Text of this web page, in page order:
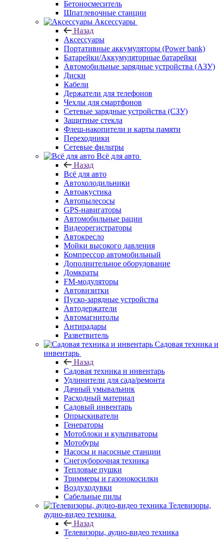
Бетоносмеситель
Шпатлевочные станции
Аксессуары
Назад
Аксессуары
Портативные аккумуляторы (Power bank)
Батарейки/Аккумуляторные батарейки
Автомобильные зарядные устройства (АЗУ)
Диски
Кабели
Держатели для телефонов
Чехлы для смартфонов
Сетевые зарядные устройства (СЗУ)
Защитные стекла
Флеш-накопители и карты памяти
Переходники
Сетевые фильтры
Всё для авто
Назад
Всё для авто
Автохолодильники
Автоакустика
Автопылесосы
GPS-навигаторы
Автомобильные рации
Видеорегистраторы
Автокресло
Мойки высокого давления
Компрессор автомобильный
Дополнительное оборудование
Домкраты
FM-модуляторы
Автовизитки
Пуско-зарядные устройства
Автодержатели
Автомагнитолы
Антирадары
Разветвитель
Садовая техника и
инвентарь
Назад
Садовая техника и инвентарь
Удлинители для сада/ремонта
Дачный умывальник
Расходный материал
Садовый инвентарь
Опрыскиватели
Генераторы
Мотоблоки и культиваторы
Мотобуры
Насосы и насосные станции
Снегоуборочная техника
Тепловые пушки
Триммеры и газонокосилки
Воздуходувки
Сабельные пилы
Телевизоры,
аудио-видео техника
Назад
Телевизоры, аудио-видео техника